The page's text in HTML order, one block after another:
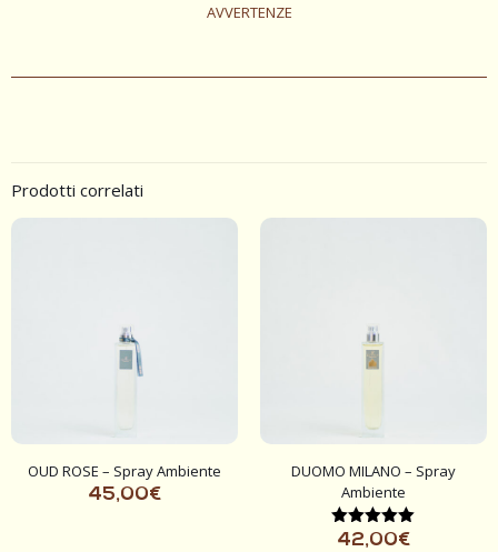
AVVERTENZE
Prodotti correlati
OUD ROSE – Spray Ambiente
45,00€
DUOMO MILANO – Spray
Ambiente
Valutato
42,00€